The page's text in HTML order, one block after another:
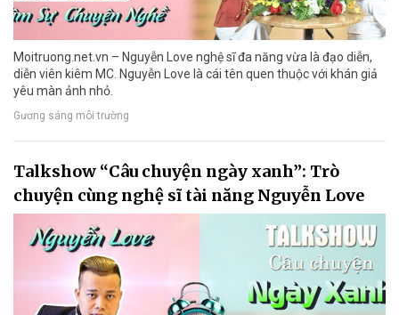
Moitruong.net.vn – Nguyễn Love nghệ sĩ đa năng vừa là đạo diễn,
diễn viên kiêm MC. Nguyễn Love là cái tên quen thuộc với khán giả
yêu màn ảnh nhỏ.
Gương sáng môi trường
Talkshow “Câu chuyện ngày xanh”: Trò
chuyện cùng nghệ sĩ tài năng Nguyễn Love